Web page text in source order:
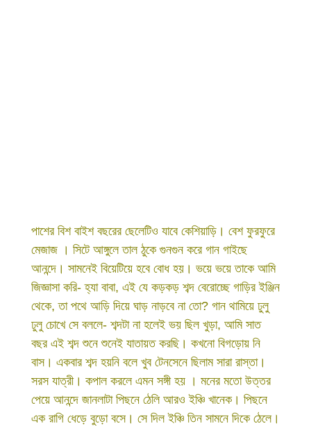
পাশের বিশ বাইশ বছরের ছেলেটিও যাবে কেশিয়াড়ি। বেশ ফুরফুরে
মেজাজ । সিটে আঙ্গুলে তাল ঠুকে গুনগুন করে গান গাইছে
আনন্দে। সামনেই বিয়েটিয়ে হবে বোধ হয়। ভয়ে ভয়ে তাকে আমি
জিজ্ঞাসা করি- হ্যা বাবা, এই যে কড়কড় শব্দ বেরোচ্ছে গাড়ির ইঞ্জিন
থেকে, তা পথে আড়ি দিয়ে ঘাড় নাড়বে না তো? গান থামিয়ে ঢুলু
ঢুলু চোখে সে বললে- শব্দটা না হলেই ভয় ছিল খুড়া, আমি সাত
বছর এই শব্দ শুনে শুনেই যাতায়ত করছি। কখনো বিগড়োয় নি
বাস। একবার শব্দ হয়নি বলে খুব টেনসেনে ছিলাম সারা রাস্তা।
সরস যাত্রী। কপাল করলে এমন সঙ্গী হয় । মনের মতো উত্তর
পেয়ে আনন্দে জানলাটা পিছনে ঠেলি আরও ইঞ্চি খানেক। পিছনে
এক রাগি ধেড়ে বুড়ো বসে। সে দিল ইঞ্চি তিন সামনে দিকে ঠেলে।